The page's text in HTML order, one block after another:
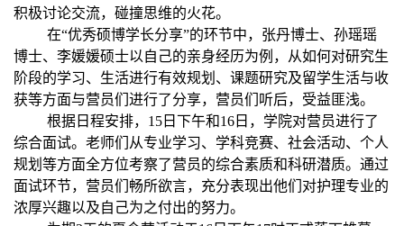
积极讨论交流，碰撞思维的火花。
在“优秀硕博学长分享”的环节中，张丹博士、孙瑶瑶
博士、李媛媛硕士以自己的亲身经历为例，从如何对研究生
阶段的学习、生活进行有效规划、课题研究及留学生活与收
获等方面与营员们进行了分享，营员们听后，受益匪浅。
根据日程安排， 15 日下午和16 日，学院对营员进行了
综合面试。老师们从专业学习、学科竞赛、社会活动、个人
规划等方面全方位考察了营员的综合素质和科研潜质。通过
面试环节，营员们畅所欲言，充分表现出他们对护理专业的
浓厚兴趣以及自己为之付出的努力。